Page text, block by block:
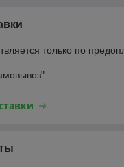
только по